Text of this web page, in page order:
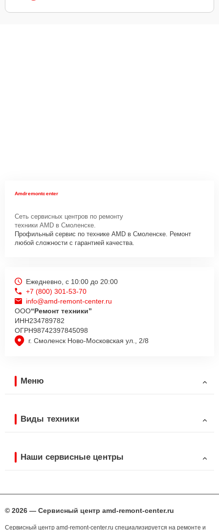
Amdremontcenter
Сеть сервисных центров по ремонту
техники AMD в Смоленске.
Профильный сервис по технике AMD в Смоленске. Ремонт
любой сложности с гарантией качества.
г. Смоленск Ново-Московская ул., 2/8
Ежедневно, с 10:00 до 20:00
+7 (800) 301-53-70
info@amd-remont-center.ru
ООО“Ремонт техники”
ИНН234789782
ОГРН98742397845098
Меню
Виды техники
Наши сервисные центры
© 2026 — Сервисный центр amd-remont-center.ru
Сервисный центр amd-remont-center.ru специализируется на ремонте и